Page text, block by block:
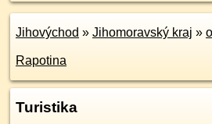
Jihovýchod » Jihomoravský kraj »
Rapotina
Turistika